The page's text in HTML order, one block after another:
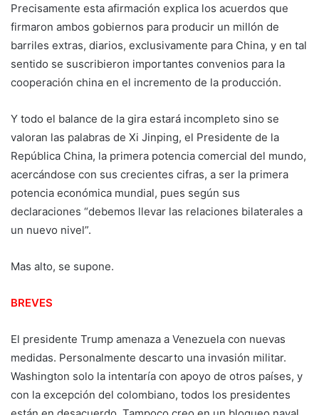
Precisamente esta afirmación explica los acuerdos que
firmaron ambos gobiernos para producir un millón de
barriles extras, diarios, exclusivamente para China, y en tal
sentido se suscribieron importantes convenios para la
cooperación china en el incremento de la producción.
Y todo el balance de la gira estará incompleto sino se
valoran las palabras de Xi Jinping, el Presidente de la
República China, la primera potencia comercial del mundo,
acercándose con sus crecientes cifras, a ser la primera
potencia económica mundial, pues según sus
declaraciones “debemos llevar las relaciones bilaterales a
un nuevo nivel”.
Mas alto, se supone.
BREVES
El presidente Trump amenaza a Venezuela con nuevas
medidas. Personalmente descarto una invasión militar.
Washington solo la intentaría con apoyo de otros países, y
con la excepción del colombiano, todos los presidentes